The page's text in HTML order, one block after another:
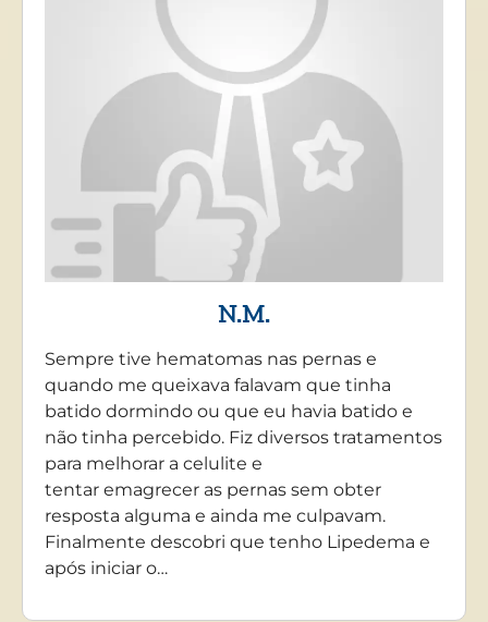
N.M.
Sempre tive hematomas nas pernas e
quando me queixava falavam que tinha
batido dormindo ou que eu havia batido e
não tinha percebido. Fiz diversos tratamentos
para melhorar a celulite e
tentar emagrecer as pernas sem obter
resposta alguma e ainda me culpavam.
Finalmente descobri que tenho Lipedema e
após iniciar o…